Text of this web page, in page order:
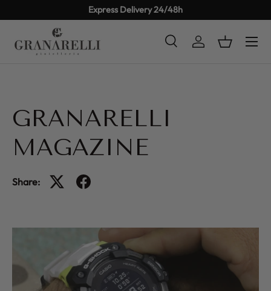
SKIP TO CONTENT
Express Delivery 24/48h
SearchLog inBasket
GRANARELLI
MAGAZINE
Share: